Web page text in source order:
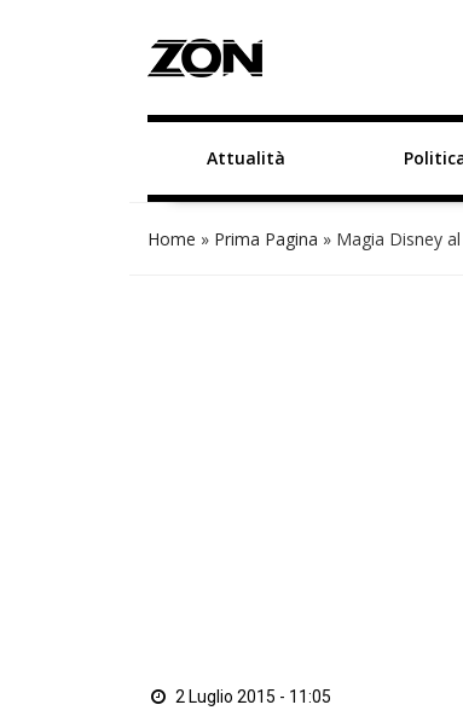
Attualità
Home » Prima Pagina » Magia Disney
2 Luglio 2015 - 11:05